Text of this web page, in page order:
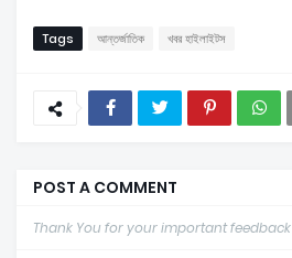
Tags আন্তর্জাতিক খবর হাইলাইটস
POST A COMMENT
Thank You for your important feedback